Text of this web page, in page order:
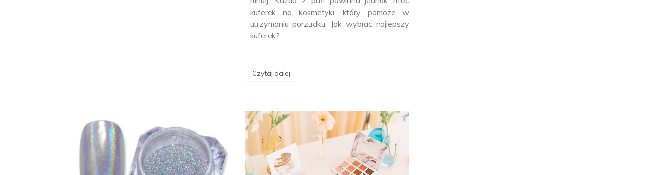
kuferek na kosmetyki, który pomoże w
utrzymaniu porządku. Jak wybrać najlepszy
kuferek?
Czytaj dalej